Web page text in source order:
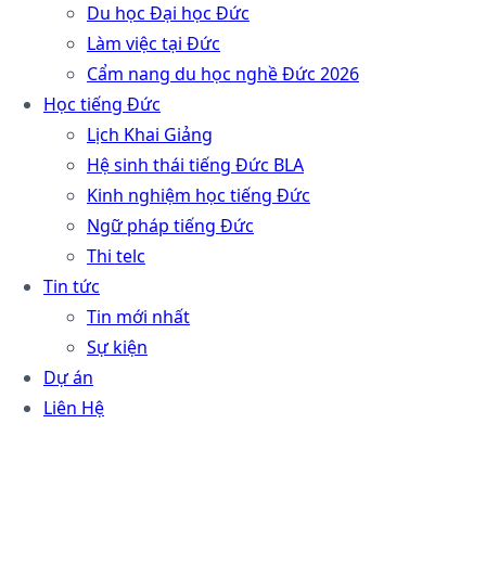
Du học Đại học Đức
Làm việc tại Đức
Cẩm nang du học nghề Đức 2026
Học tiếng Đức
Lịch Khai Giảng
Hệ sinh thái tiếng Đức BLA
Kinh nghiệm học tiếng Đức
Ngữ pháp tiếng Đức
Thi telc
Tin tức
Tin mới nhất
Sự kiện
Dự án
Liên Hệ